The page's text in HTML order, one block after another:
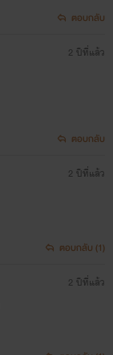
ตอบกลับ
2 ปีที่แล้ว
ตอบกลับ
2 ปีที่แล้ว
ตอบกลับ (1)
2 ปีที่แล้ว